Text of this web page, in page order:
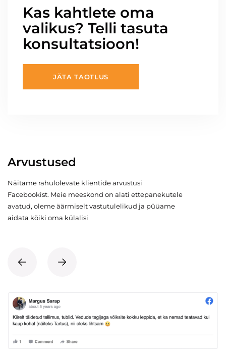
Kas kahtlete oma
valikus? Telli tasuta
konsultatsioon!
JÄTA TAOTLUS
Arvustused
Näitame rahulolevate klientide arvustusi
Facebookist. Meie meeskond on alati ettepanekutele
avatud, oleme äärmiselt vastutulelikud ja püüame
aidata kõiki oma külalisi